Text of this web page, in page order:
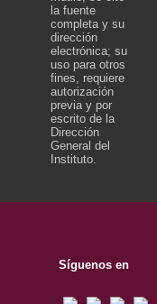
la fuente
completa y su
dirección
electrónica; su
uso para otros
fines, requiere
autorización
previa y por
escrito de la
Dirección
General del
Instituto.
Síguenos en